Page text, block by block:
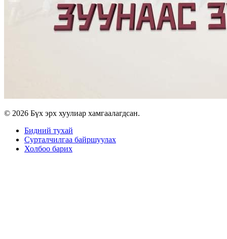
© 2026 Бүх эрх хуулиар хамгаалагдсан.
Бидний тухай
Сурталчилгаа байршуулах
Холбоо барих